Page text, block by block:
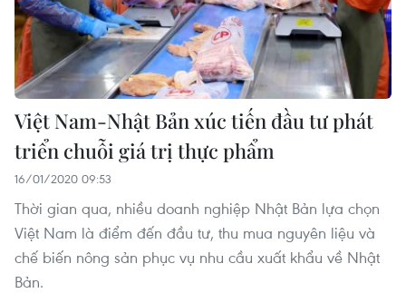
Việt Nam-Nhật Bản xúc tiến đầu tư phát
triển chuỗi giá trị thực phẩm
16/01/2020 09:53
Thời gian qua, nhiều doanh nghiệp Nhật Bản lựa chọn
Việt Nam là điểm đến đầu tư, thu mua nguyên liệu và
chế biến nông sản phục vụ nhu cầu xuất khẩu về Nhật
Bản.